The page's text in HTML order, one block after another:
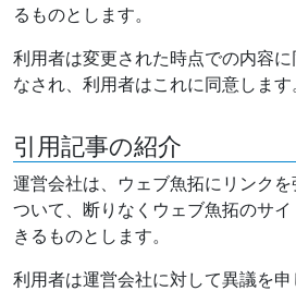
るものとします。
利用者は変更された時点での内容
なされ、利用者はこれに同意します
引用記事の紹介
運営会社は、ウェブ魚拓にリンク
ついて、断りなくウェブ魚拓のサ
きるものとします。
利用者は運営会社に対して異議を申